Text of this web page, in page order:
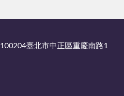
臺北市中正區重慶南路1